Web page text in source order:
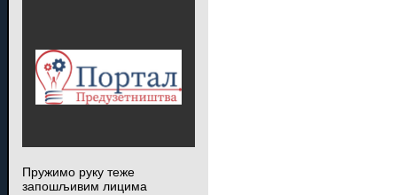
Пружимо руку теже
запошљивим лицима